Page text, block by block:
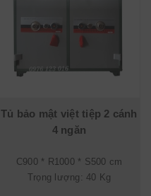
Tủ bảo mật việt tiệp 2 cánh
4 ngăn
C900 * R1000 * S500 cm
Trọng lượng: 40 Kg